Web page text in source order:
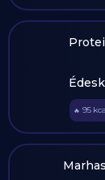
🔥 95